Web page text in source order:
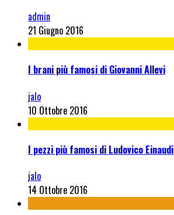
admin
21 Giugno 2016
I brani più famosi di Giovanni Allevi
jalo
10 Ottobre 2016
I pezzi più famosi di Ludovico Einaudi
jalo
14 Ottobre 2016